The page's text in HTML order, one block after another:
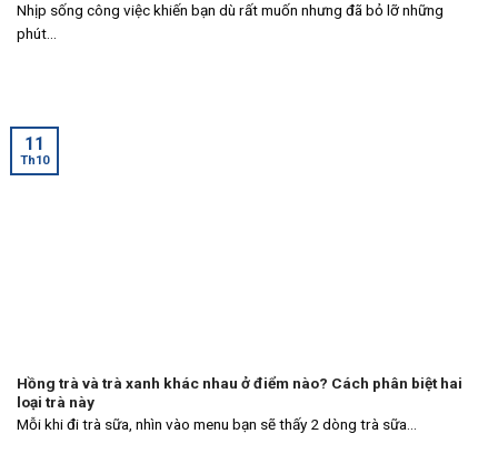
Nhịp sống công việc khiến bạn dù rất muốn nhưng đã bỏ lỡ những
phút...
Hồng trà và trà xanh khác nhau ở điểm nào? Cách phân biệt hai
loại trà này
Mỗi khi đi trà sữa, nhìn vào menu bạn sẽ thấy 2 dòng trà sữa...
11
Th10